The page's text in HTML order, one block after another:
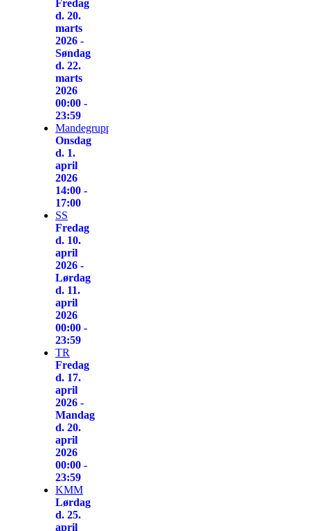
Fredag
d. 20.
marts
2026 -
Søndag
d. 22.
marts
2026
00:00 -
23:59
Mandegruppen
Onsdag
d. 1.
april
2026
14:00 -
17:00
SS
Fredag
d. 10.
april
2026 -
Lørdag
d. 11.
april
2026
00:00 -
23:59
TR
Fredag
d. 17.
april
2026 -
Mandag
d. 20.
april
2026
00:00 -
23:59
KMM
Lørdag
d. 25.
april